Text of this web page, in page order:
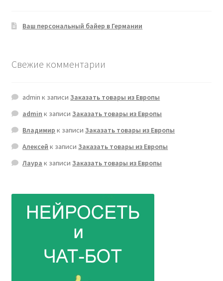
Ваш персональный байер в Германии
Свежие комментарии
admin к записиЗаказать товары из Европы
admin к записиЗаказать товары из Европы
Владимир к записиЗаказать товары из Европы
Алексей к записиЗаказать товары из Европы
Лаура к записиЗаказать товары из Европы